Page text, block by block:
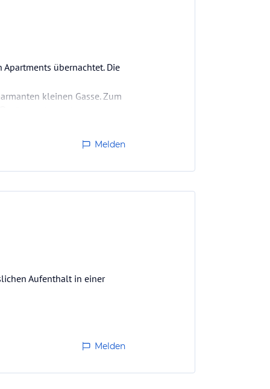
übernachtet. Die
kleinen Gasse. Zum
ist.
Melden
Aufenthalt in einer
Melden